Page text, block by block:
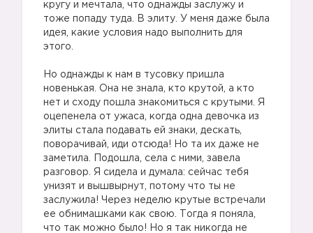
кругу и мечтала, что однажды заслужу и
тоже попаду туда. В элиту. У меня даже была
идея, какие условия надо выполнить для
этого.
Но однажды к нам в тусовку пришла
новенькая. Она не знала, кто крутой, а кто
нет и сходу пошла знакомиться с крутыми. Я
оцепенела от ужаса, когда одна девочка из
элиты стала подавать ей знаки, дескать,
поворачивай, иди отсюда! Но та их даже не
заметила. Подошла, села с ними, завела
разговор. Я сидела и думала: сейчас тебя
унизят и вышвырнут, потому что ты не
заслужила! Через неделю крутые встречали
ее обнимашками как свою. Тогда я поняла,
что так можно было! Но я так никогда не